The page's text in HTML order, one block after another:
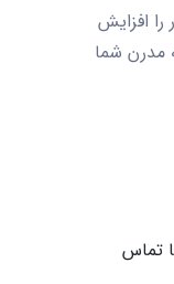
افزایش
مدرن شما
تماس